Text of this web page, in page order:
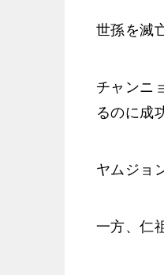
世孫を滅
チャンニ
るのに成
ヤムジョ
一方、仁